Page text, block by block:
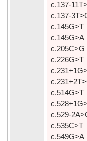
c.137-
c.137-
c.145G>T
c.145G>A
c.205C>G
c.226G>T
c.514G>T
c.529-
c.535C>T
c.549G>A